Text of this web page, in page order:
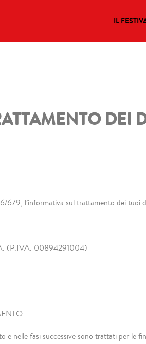
IL
DEI
679, l’informativa sul trattamento dei tuoi
(P.IVA. 00894291004)
e nelle fasi successive sono trattati per le